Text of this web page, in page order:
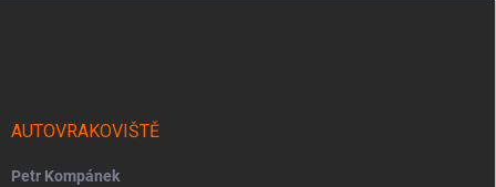
AUTOVRAKOVIŠTĚ
Petr Kompánek